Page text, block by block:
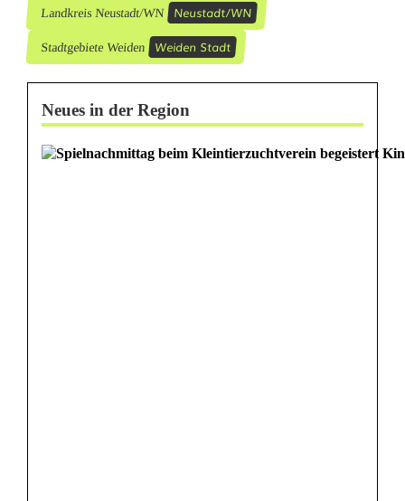
Landkreis Neustadt/WN Neustadt/WN
Stadtgebiete Weiden Weiden Stadt
Neues in der Region